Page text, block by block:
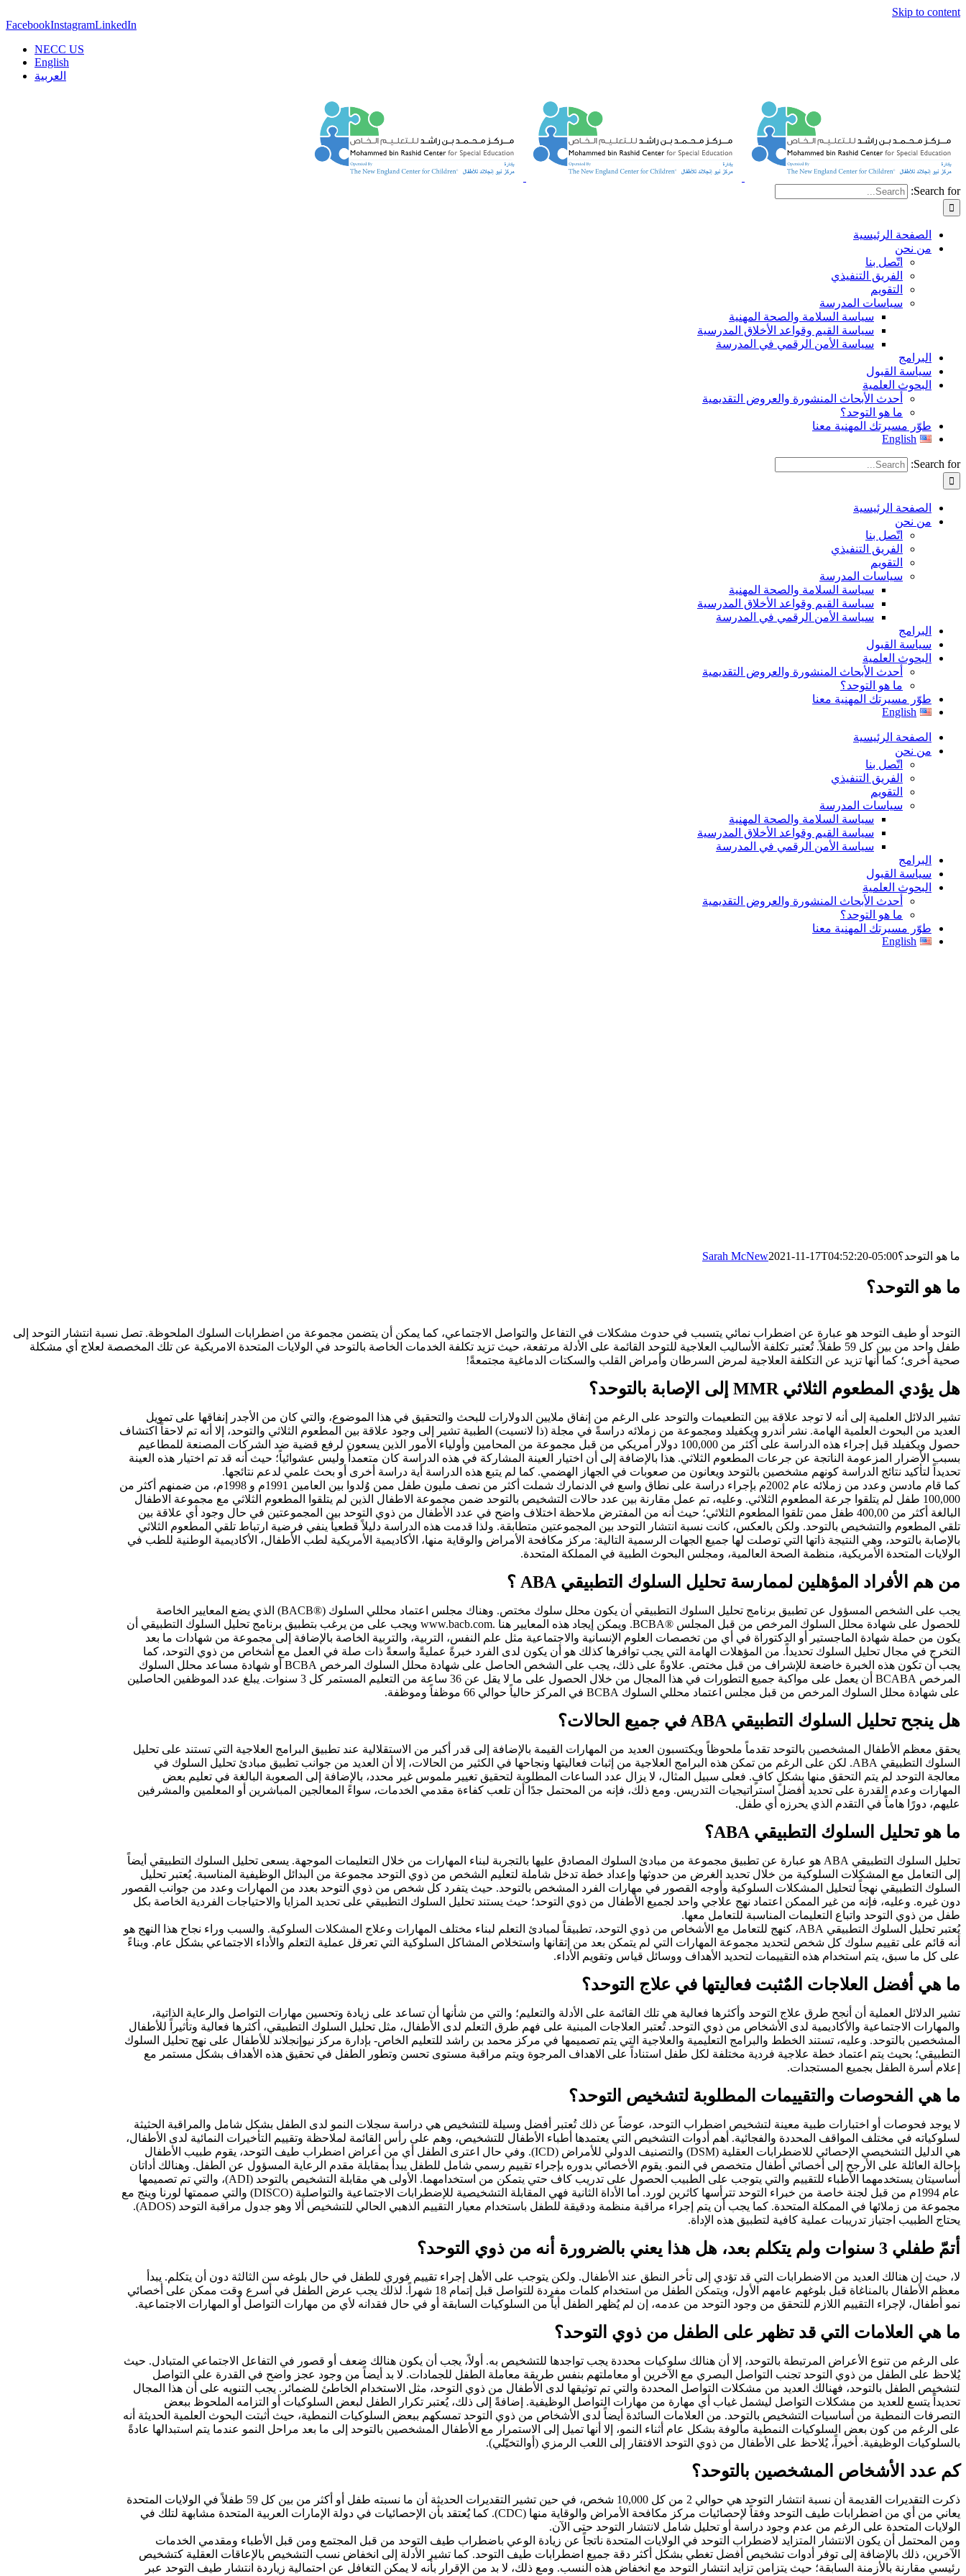
Skip to content
FacebookInstagramLinkedIn
NECC US
English
العربية
Search for:
الصفحة الرئيسية
من نحن
اتّصل بنا
الفريق التنفيذي
التقويم
سياسات المدرسة
سياسة السلامة والصحة المهنية
سياسة القيم وقواعد الأخلاق المدرسية
سياسة الأمن الرقمي في المدرسة
البرامج
سياسة القبول
البحوث العلمية
أحدث الأبحاث المنشورة والعروض التقديمية
ما هو التوحد؟
طوّر مسيرتك المهنية معنا
English
Search for:
الصفحة الرئيسية
من نحن
اتّصل بنا
الفريق التنفيذي
التقويم
سياسات المدرسة
سياسة السلامة والصحة المهنية
سياسة القيم وقواعد الأخلاق المدرسية
سياسة الأمن الرقمي في المدرسة
البرامج
سياسة القبول
البحوث العلمية
أحدث الأبحاث المنشورة والعروض التقديمية
ما هو التوحد؟
طوّر مسيرتك المهنية معنا
English
الصفحة الرئيسية
من نحن
اتّصل بنا
الفريق التنفيذي
التقويم
سياسات المدرسة
سياسة السلامة والصحة المهنية
سياسة القيم وقواعد الأخلاق المدرسية
سياسة الأمن الرقمي في المدرسة
البرامج
سياسة القبول
البحوث العلمية
أحدث الأبحاث المنشورة والعروض التقديمية
ما هو التوحد؟
طوّر مسيرتك المهنية معنا
English
ما هو التوحد؟ Sarah McNew2021-11-17T04:52:20-05:00
ما هو التوحد؟
التوحد أو طيف التوحد هو عبارة عن اضطراب نمائي يتسبب في حدوث مشكلات في التفاعل والتواصل الاجتماعي، كما يمكن أن يتضمن مجموعة من اضطرابات السلوك الملحوظة. تصل نسبة انتشار التوحد إلى
طفل واحد من بين كل 59 طفلاً. تُعتبر تكلفة الأساليب العلاجية للتوحد القائمة على الأدلة مرتفعة، حيث تزيد تكلفة الخدمات الخاصة بالتوحد في الولايات المتحدة الامريكية عن تلك المخصصة لعلاج أي مشكلة
صحية أخرى؛ كما أنها تزيد عن التكلفة العلاجية لمرض السرطان وأمراض القلب والسكتات الدماغية مجتمعةً!
هل يؤدي المطعوم الثلاثي MMR إلى الإصابة بالتوحد؟
تشير الدلائل العلمية إلى أنه لا توجد علاقة بين التطعيمات والتوحد على الرغم من إنفاق ملايين الدولارات للبحث والتحقيق في هذا الموضوع، والتي كان من الأجدر إنفاقها على تمويل
العديد من البحوث العلمية الهامة. نشر أندرو ويكفيلد ومجموعة من زملائه دراسةً في مجلة (ذا لانسيت) الطبية تشير إلى وجود علاقة بين المطعوم الثلاثي والتوحد، إلا أنه تم لاحقاً اكتشاف
حصول ويكفيلد قبل إجراء هذه الدراسة على أكثر من 100,000 دولار أمريكي من قبل مجموعة من المحامين وأولياء الأمور الذين يسعون لرفع قضية ضد الشركات المصنعة للمطاعيم
بسبب الأضرار المزعومة الناتجة عن جرعات المطعوم الثلاثي. هذا بالإضافة إلى أن اختيار العينة المشاركة في هذه الدراسة كان متعمداً وليس عشوائياً؛ حيث أنه قد تم اختيار هذه العينة
تحديداً لتأكيد نتائج الدراسة كونهم مشخصين بالتوحد ويعانون من صعوبات في الجهاز الهضمي. كما لم يتبع هذه الدراسة أية دراسة أخرى أو بحث علمي لدعم نتائجها.
كما قام مادسن وعدد من زملائه عام 2002م بإجراء دراسة على نطاق واسع في الدنمارك شملت أكثر من نصف مليون طفل ممن وُلدوا بين العامين 1991م و 1998م، من ضمنهم أكثر من
100,000 طفل لم يتلقوا جرعة المطعوم الثلاثي. وعليه، تم عمل مقارنة بين عدد حالات التشخيص بالتوحد ضمن مجموعة الاطفال الذين لم يتلقوا المطعوم الثلاثي مع مجموعة الاطفال
البالغة أكثر من 400,00 طفل ممن تلقوا المطعوم الثلاثي؛ حيث أنه من المفترض ملاحظة اختلاف واضح في عدد الأطفال من ذوي التوحد بين المجموعتين في حال وجود أي علاقة بين
تلقي المطعوم والتشخيص بالتوحد. ولكن بالعكس، كانت نسبة انتشار التوحد بين المجموعتين متطابقة. ولذا قدمت هذه الدراسة دليلاً قطعياً ينفي فرضية ارتباط تلقي المطعوم الثلاثي
بالإصابة بالتوحد، وهي النتيجة ذاتها التي توصلت لها جميع الجهات الرسمية التالية: مركز مكافحة الأمراض والوقاية منها، الأكاديمية الأمريكية لطب الأطفال، الأكاديمية الوطنية للطب في
الولايات المتحدة الأمريكية، منظمة الصحة العالمية، ومجلس البحوث الطبية في المملكة المتحدة.
من هم الأفراد المؤهلين لممارسة تحليل السلوك التطبيقي ABA ؟
يجب على الشخص المسؤول عن تطبيق برنامج تحليل السلوك التطبيقي أن يكون محلل سلوك مختص. وهناك مجلس اعتماد محللي السلوك (®BACB) الذي يضع المعايير الخاصة
للحصول على شهادة محلل السلوك المرخص من قبل المجلس ®BCBA. ويمكن إيجاد هذه المعايير هنا .www.bacb.com ويجب على من يرغب بتطبيق برنامج تحليل السلوك التطبيقي أن
يكون من حملة شهادة الماجستير أو الدكتوراة في أي من تخصصات العلوم الإنسانية والاجتماعية مثل علم النفس، التربية، والتربية الخاصة بالإضافة إلى مجموعة من شهادات ما بعد
التخرج في مجال تحليل السلوك تحديداً. من المؤهلات الهامة التي يجب توافرها كذلك هو أن يكون لدى الفرد خبرةً عمليةً واسعةً ذات صلة في العمل مع أشخاص من ذوي التوحد، كما
يجب أن تكون هذه الخبرة خاضعة للإشراف من قبل مختص. علاوةً على ذلك، يجب على الشخص الحاصل على شهادة محلل السلوك المرخص BCBA أو شهادة مساعد محلل السلوك
المرخص BCABA أن يعمل على مواكبة جميع التطورات في هذا المجال من خلال الحصول على ما لا يقل عن 36 ساعة من التعليم المستمر كل 3 سنوات. يبلغ عدد الموظفين الحاصلين
على شهادة محلل السلوك المرخص من قبل مجلس اعتماد محللي السلوك BCBA في المركز حالياً حوالي 66 موظفاً وموظفة.
هل ينجح تحليل السلوك التطبيقي ABA في جميع الحالات؟
يحقق معظم الأطفال المشخصين بالتوحد تقدماً ملحوظاً ويكتسبون العديد من المهارات القيمة بالإضافة إلى قدر أكبر من الاستقلالية عند تطبيق البرامج العلاجية التي تستند على تحليل
السلوك التطبيقي ABA. لكن على الرغم من تمكن هذه البرامج العلاجية من إثبات فعاليتها ونجاحها في الكثير من الحالات، إلا أن العديد من جوانب تطبيق مبادئ تحليل السلوك في
معالجة التوحد لم يتم التحقق منها بشكلٍ كافٍ. فعلى سبيل المثال، لا يزال عدد الساعات المطلوبة لتحقيق تغيير ملموس غير محدد، بالإضافة إلى الصعوبة البالغة في تعليم بعض
المهارات وعدم القدرة على تحديد أفضل استراتيجيات التدريس. ومع ذلك، فإنه من المحتمل جدًا أن تلعب كفاءة مقدمي الخدمات، سواءً المعالجين المباشرين أو المعلمين والمشرفين
عليهم، دورًا هاماً في التقدم الذي يحرزه أي طفل.
ما هو تحليل السلوك التطبيقي ABA؟
تحليل السلوك التطبيقي ABA هو عبارة عن تطبيق مجموعة من مبادئ السلوك المصادق عليها بالتجربة لبناء المهارات من خلال التعليمات الموجهة. يسعى تحليل السلوك التطبيقي أيضاً
إلى التعامل مع المشكلات السلوكية من خلال تحديد الغرض من حدوثها وإعداد خطة تدخل شاملة لتعليم الشخص من ذوي التوحد مجموعة من البدائل الوظيفية المناسبة. يُعتبر تحليل
السلوك التطبيقي نهجاً لتحليل المشكلات السلوكية وأوجه القصور في مهارات الفرد المشخص بالتوحد. حيث يتفرد كل شخص من ذوي التوحد بعدد من المهارات وعدد من جوانب القصور
دون غيره. وعليه، فإنه من غير الممكن اعتماد نهج علاجي واحد لجميع الأطفال من ذوي التوحد؛ حيث يستند تحليل السلوك التطبيقي على تحديد المزايا والاحتياجات الفردية الخاصة بكل
طفل من ذوي التوحد واتباع التعليمات المناسبة للتعامل معها.
يُعتبر تحليل السلوك التطبيقي ABA، كنهج للتعامل مع الأشخاص من ذوي التوحد، تطبيقاً لمبادئ التعلم لبناء مختلف المهارات وعلاج المشكلات السلوكية. والسبب وراء نجاح هذا النهج هو
أنه قائم على تقييم سلوك كل شخص لتحديد مجموعة المهارات التي لم يتمكن بعد من إتقانها واستخلاص المشاكل السلوكية التي تعرقل عملية التعلم والأداء الاجتماعي بشكل عام. وبناءً
على كل ما سبق، يتم استخدام هذه التقييمات لتحديد الأهداف ووسائل قياس وتقويم الأداء.
ما هي أفضل العلاجات المٌثبت فعاليتها في علاج التوحد؟
تشير الدلائل العملية أن أنجح طرق علاج التوحد وأكثرها فعالية هي تلك القائمة على الأدلة والتعليم؛ والتي من شأنها أن تساعد على زيادة وتحسين مهارات التواصل والرعاية الذاتية،
والمهارات الاجتماعية والأكاديمية لدى الأشخاص من ذوي التوحد. تُعتبر العلاجات المبنية على فهم طرق التعلم لدى الأطفال، مثل تحليل السلوك التطبيقي، أكثرها فعالية وتأثيراً للأطفال
المشخصين بالتوحد. وعليه، تستند الخطط والبرامج التعليمية والعلاجية التي يتم تصميمها في مركز محمد بن راشد للتعليم الخاص- بإدارة مركز نيوإنجلاند للأطفال على نهج تحليل السلوك
التطبيقي؛ بحيث يتم اعتماد خطة علاجية فردية مختلفة لكل طفل استناداً على الاهداف المرجوة ويتم مراقبة مستوى تحسن وتطور الطفل في تحقيق هذه الأهداف بشكل مستمر مع
إعلام أسرة الطفل بجميع المستجدات.
ما هي الفحوصات والتقييمات المطلوبة لتشخيص التوحد؟
لا يوجد فحوصات أو اختبارات طبية معينة لتشخيص اضطراب التوحد، عوضاً عن ذلك تُعتبر أفضل وسيلة للتشخيص هي دراسة سجلات النمو لدى الطفل بشكل شامل والمراقبة الحثيثة
لسلوكياته في مختلف المواقف المحددة والفجائية. أهم أدوات التشخيص التي يعتمدها أطباء الأطفال للتشخيص، وهم على رأس القائمة لملاحظة وتقييم التأخيرات النمائية لدى الأطفال،
هي الدليل التشخيصي الإحصائي للاضطرابات العقلية (DSM) والتصنيف الدولي للأمراض (ICD). وفي حال اعترى الطفل أي من أعراض اضطراب طيف التوحد، يقوم طبيب الأطفال
بإحالة العائلة على الأرجح إلى أخصائي أطفال متخصص في النمو. يقوم الأخصائي بدوره بإجراء تقييم رسمي شامل للطفل يبدأ بمقابلة مقدم الرعاية المسؤول عن الطفل. وهنالك أداتان
أساسيتان يستخدمهما الأطباء للتقييم والتي يتوجب على الطبيب الحصول على تدريب كاف حتي يتمكن من استخدامهما. الأولى هي مقابلة التشخيص بالتوحد (ADI)، والتي تم تصميمها
عام 1994م من قبل لجنة خاصة من خبراء التوحد تترأسها كاثرين لورد. أما الأداة الثانية فهي المقابلة التشخيصية للإضطرابات الاجتماعية والتواصلية (DISCO) والتي صممتها لورنا وينج مع
مجموعة من زملائها في الممكلة المتحدة. كما يجب أن يتم إجراء مراقبة منظمة ودقيقة للطفل باستخدام معيار التقييم الذهبي الحالي للتشخيص ألا وهو جدول مراقبة التوحد (ADOS).
يحتاج الطبيب اجتياز تدريبات عملية كافية لتطبيق هذه الإداة.
أتمّ طفلي 3 سنوات ولم يتكلم بعد، هل هذا يعني بالضرورة أنه من ذوي التوحد؟
لا، حيث إن هنالك العديد من الاضطرابات التي قد تؤدي إلى تأخر النطق عند الأطفال. ولكن يتوجب على الأهل إجراء تقييم فوري للطفل في حال بلوغه سن الثالثة دون أن يتكلم. يبدأ
معظم الأطفال بالمناغاة قبل بلوغهم عامهم الأول، ويتمكن الطفل من استخدام كلمات مفردة للتواصل قبل إتمام 18 شهراً. لذلك يجب عرض الطفل في أسرع وقت ممكن على أخصائي
نمو أطفال، لإجراء التقييم اللازم للتحقق من وجود التوحد من عدمه، إن لم يُظهر الطفل أياً من السلوكيات السابقة أو في حال فقدانه لأي من مهارات التواصل أو المهارات الاجتماعية.
ما هي العلامات التي قد تظهر على الطفل من ذوي التوحد؟
على الرغم من تنوع الأعراض المرتبطة بالتوحد، إلا أن هنالك سلوكيات محددة يجب تواجدها للتشخيص به. أولاً، يجب أن يكون هنالك ضعف أو قصور في التفاعل الاجتماعي المتبادل. حيث
يُلاحظ على الطفل من ذوي التوحد تجنب التواصل البصري مع الآخرين أو معاملتهم بنفس طريقة معاملة الطفل للجمادات. لا بد أيضاً من وجود عجز واضح في القدرة على التواصل
لتشخيص الطفل بالتوحد، فهنالك العديد من مشكلات التواصل المحددة والتي تم توثيقها لدى الأطفال من ذوي التوحد، مثل الاستخدام الخاطئ للضمائر. يجب التنويه على أن هذا المجال
تحديداً يتسع للعديد من مشكلات التواصل ليشمل غياب أي مهارة من مهارات التواصل الوظيفية. إضافةً إلى ذلك، يُعتبر تكرار الطفل لبعض السلوكيات أو التزامه الملحوظ ببعض
التصرفات النمطية من أساسيات التشخيص بالتوحد. من العلامات السائدة أيضاً لدى الأشخاص من ذوي التوحد تمسكهم ببعض السلوكيات النمطية، حيث أثبتت البحوث العلمية الحديثة أنه
على الرغم من كون بعض السلوكيات النمطية مألوفة بشكل عام أثناء النمو، إلا أنها تميل إلى الاستمرار مع الأطفال المشخصين بالتوحد إلى ما بعد مراحل النمو عندما يتم استبدالها عادةً
بالسلوكيات الوظيفية. أخيراً، يُلاحظ على الأطفال من ذوي التوحد الافتقار إلى اللعب الرمزي (أوالتخيّلي).
كم عدد الأشخاص المشخصين بالتوحد؟
ذكرت التقديرات القديمة أن نسبة انتشار التوحد هي حوالي 2 من كل 10,000 شخص، في حين تشير التقديرات الحديثة أن ما نسبته طفل أو أكثر من بين كل 59 طفلاً في الولايات المتحدة
يعاني من أي من اضطرابات طيف التوحد وفقاً لإحصائيات مركز مكافحة الأمراض والوقاية منها (CDC). كما يُعتقد بأن الإحصائيات في دولة الإمارات العربية المتحدة مشابهة لتلك في
الولايات المتحدة على الرغم من عدم وجود دراسة أو تحليل شامل لانتشار التوحد حتى الآن.
ومن المحتمل أن يكون الانتشار المتزايد لاضطراب التوحد في الولايات المتحدة ناتجاً عن زيادة الوعي باضطراب طيف التوحد من قبل المجتمع ومن قبل الأطباء ومقدمي الخدمات
الآخرين، ذلك بالإضافة إلى توفر أدوات تشخيص أفضل تغطي بشكل أكثر دقة جميع اضطرابات طيف التوحد. كما تشير الأدلة إلى انخفاض نسب التشخيص بالإعاقات العقلية كتشخيص
رئيسي مقارنة بالأزمنة السابقة؛ حيث يتزامن تزايد انتشار التوحد مع انخفاض هذه النسب. ومع ذلك، لا بد من الإقرار بأنه لا يمكن التغافل عن احتمالية زياردة انتشار طيف التوحد عبر